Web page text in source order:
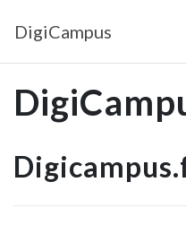
DigiCampus